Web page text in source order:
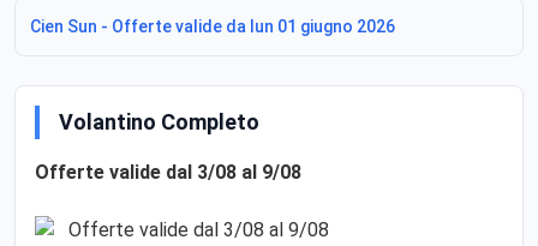
Cien Sun - Offerte valide da lun 01 giugno 2026
Volantino Completo
Offerte valide dal 3/08 al 9/08